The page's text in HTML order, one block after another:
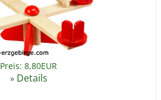
Preis: 8,80EUR
» Details